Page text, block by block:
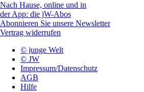
Nach Hause, online und in
der App: die jW-Abos
Abonnieren Sie unsere Newsletter
Vertrag widerrufen
© junge Welt
© JW
Impressum/Datenschutz
AGB
Hilfe